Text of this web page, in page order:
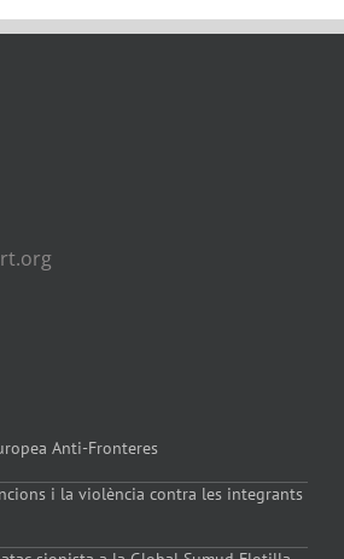
Anti-Fronteres
i la violència contra les integrants